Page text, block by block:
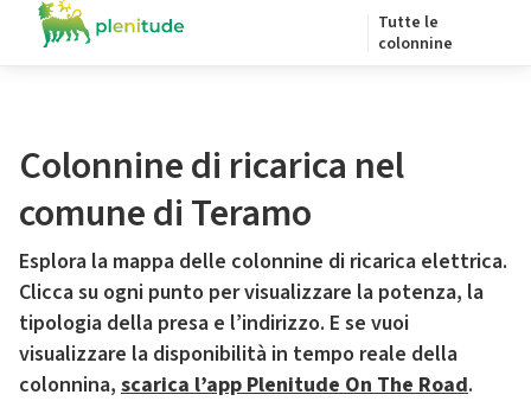
Tutte le
colonnine
Colonnine di ricarica nel
comune di Teramo
Esplora la mappa delle colonnine di ricarica elettrica.
Clicca su ogni punto per visualizzare la potenza, la
tipologia della presa e l’indirizzo. E se vuoi
visualizzare la disponibilità in tempo reale della
colonnina, scarica l’app Plenitude On The Road.